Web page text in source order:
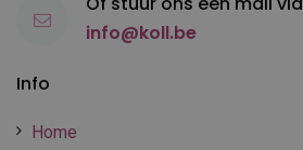
Info
Home
info@koll.be